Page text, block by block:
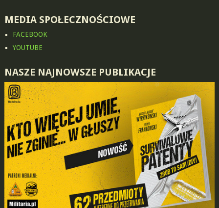
MEDIA SPOŁECZNOŚCIOWE
FACEBOOK
YOUTUBE
NASZE NAJNOWSZE PUBLIKACJE